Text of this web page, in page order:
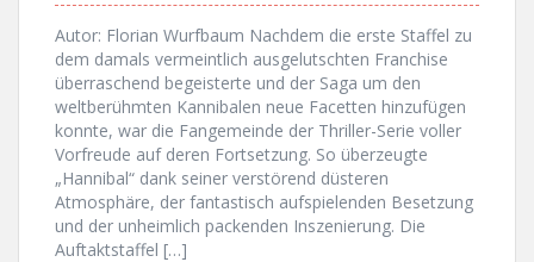
Autor: Florian Wurfbaum Nachdem die erste Staffel zu
dem damals vermeintlich ausgelutschten Franchise
überraschend begeisterte und der Saga um den
weltberühmten Kannibalen neue Facetten hinzufügen
konnte, war die Fangemeinde der Thriller-Serie voller
Vorfreude auf deren Fortsetzung. So überzeugte
„Hannibal“ dank seiner verstörend düsteren
Atmosphäre, der fantastisch aufspielenden Besetzung
und der unheimlich packenden Inszenierung. Die
Auftaktstaffel […]